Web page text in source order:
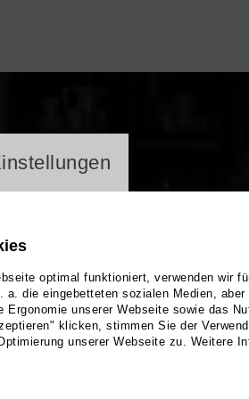
optimal funktioniert, verwenden wir
a. die eingebetteten sozialen Medien,
Ergonomie unserer Webseite sowie das
klicken, stimmen Sie der
unserer Webseite zu. Weitere